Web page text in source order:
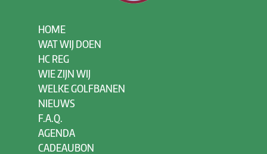
HOME
WAT WIJ DOEN
HC REG
WIE ZIJN WIJ
WELKE GOLFBANEN
NIEUWS
F.A.Q.
AGENDA
CADEAUBON